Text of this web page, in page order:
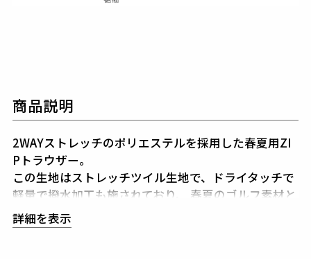
商品説明
2WAYストレッチのポリエステルを採用した春夏用ZI
Pトラウザー。
この生地はストレッチツイル生地で、ドライタッチで
軽量で撥水加工も施されており、 春夏のゴルフ素材と
しては非常に優れた素材です。
裾は細くしZIPを付け脱着し易くし、太ももは若干動
詳細を表示